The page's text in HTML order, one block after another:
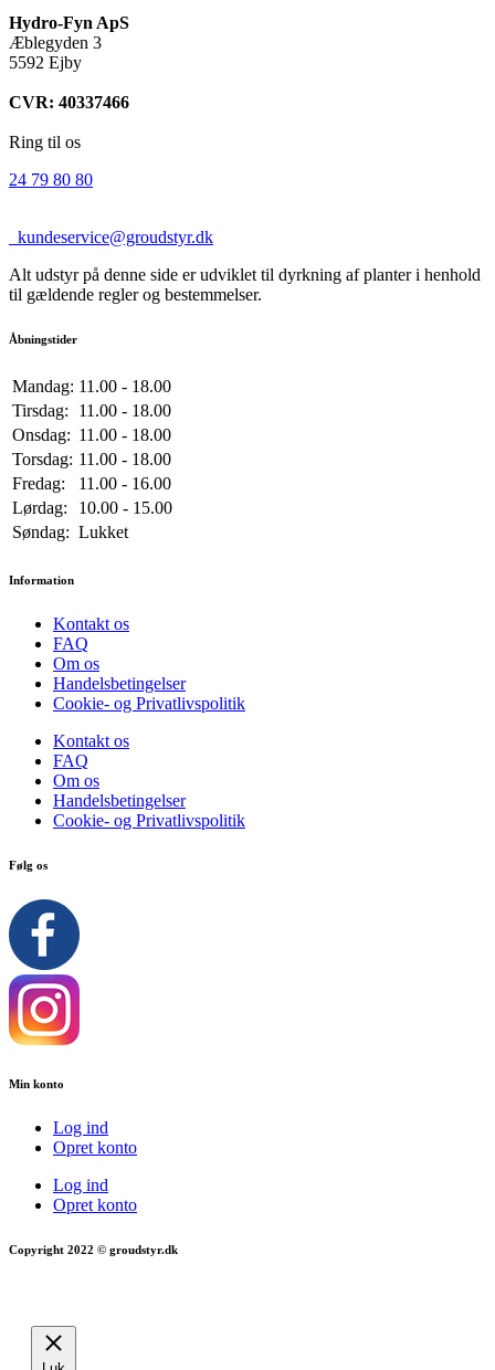
Hydro-Fyn ApS
Æblegyden 3
5592 Ejby
CVR: 40337466
Ring til os
24 79 80 80
kundeservice@groudstyr.dk
Alt udstyr på denne side er udviklet til dyrkning af planter i henhold
til gældende regler og bestemmelser.
Åbningstider
Mandag: 11.00 - 18.00
Tirsdag:
11.00 - 18.00
Onsdag: 11.00 - 18.00
Torsdag: 11.00 - 18.00
Fredag:
11.00 - 16.00
Lørdag:
10.00 - 15.00
Søndag: Lukket
Information
Kontakt os
FAQ
Om os
Handelsbetingelser
Cookie- og Privatlivspolitik
Kontakt os
FAQ
Om os
Handelsbetingelser
Cookie- og Privatlivspolitik
Følg os
Min konto
Log ind
Opret konto
Log ind
Opret konto
Copyright 2022 © groudstyr.dk